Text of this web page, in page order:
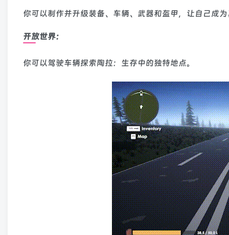
你可以制作并升级装备、车辆、武器和盔甲，让自己成
开放世界：
你可以驾驶车辆探索陶拉：生存中的独特地点。